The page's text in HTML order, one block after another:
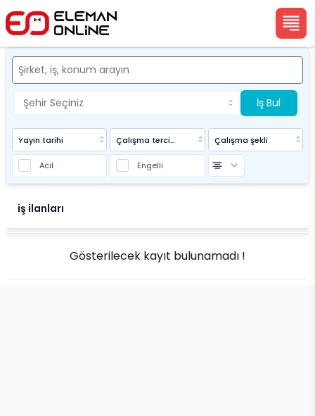
İş Bul
Yayın tarihi Çalışma tercihi Çalışma şekli
Acil Engelli
iş ilanları
Gösterilecek kayıt bulunamadı !